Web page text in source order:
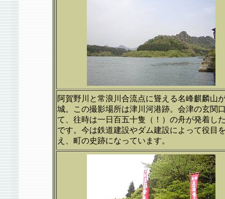
阿賀野川と常浪川合流点に聳える名峰麒麟山
城。この撮影場所は津川河港跡。会津の玄関
て、往時は一日百五十隻（！）の舟が発着し
です。今は鉄道建設やダム建設によって役目
え、町の史跡になっています。